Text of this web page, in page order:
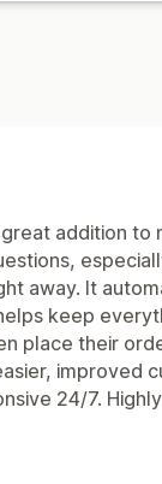
great addition
away. It
keep
place their
improved
24/7.